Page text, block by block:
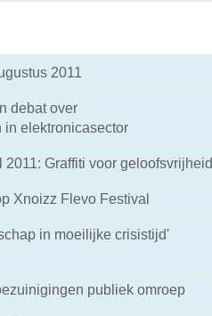
2011
debat over
in elektronicasector
Graffiti voor geloofsvrijheid
Xnoizz Flevo Festival
in moeilijke crisistijd'
publiek omroep